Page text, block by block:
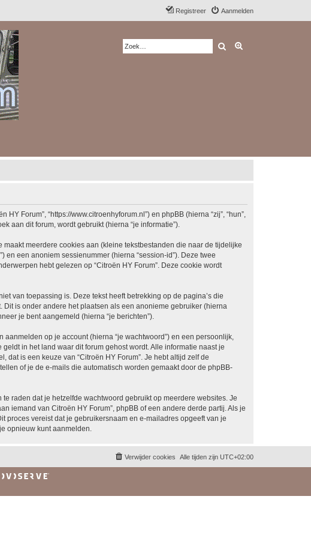
Aanmelden
Registreer
Zoek
Forum”, “https://www.citroenhyforum.nl”) en phpBB (hierna “zij”, “hun”,
aan dit forum, wordt gebruikt (hierna “je informatie”).
meerdere cookies aan (kleine tekstbestanden die naar de tijdelijke
een anoniem sessienummer (hierna “session-id”). Deze twee
hebt gelezen op “Citroën HY Forum”. Deze cookie wordt
van toepassing is. Deze tekst heeft betrekking op de pagina’s die
is onder andere het plaatsen als een anonieme gebruiker (hierna
je bent aangemeld (hierna “je berichten”).
op je account (hierna “je wachtwoord”) en een persoonlijk,
in het land waar dit forum gehost wordt. Alle informatie naast je
is een keuze van “Citroën HY Forum”. Je hebt altijd zelf de
of je de e-mails die automatisch worden gemaakt door de phpBB-
raden dat je hetzelfde wachtwoord gebruikt op meerdere websites. Je
iemand van Citroën HY Forum”, phpBB of een andere derde partij. Als je
proces vereist dat je gebruikersnaam en e-mailadres opgeeft van je
opnieuw kunt aanmelden.
Alle tijden zijn UTC+02:00
Verwijder cookies